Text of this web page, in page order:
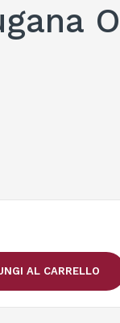
AL CARRELLO